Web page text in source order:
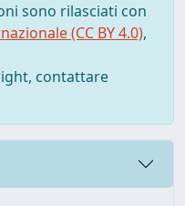
sono rilasciati con
(CC BY 4.0),
contattare